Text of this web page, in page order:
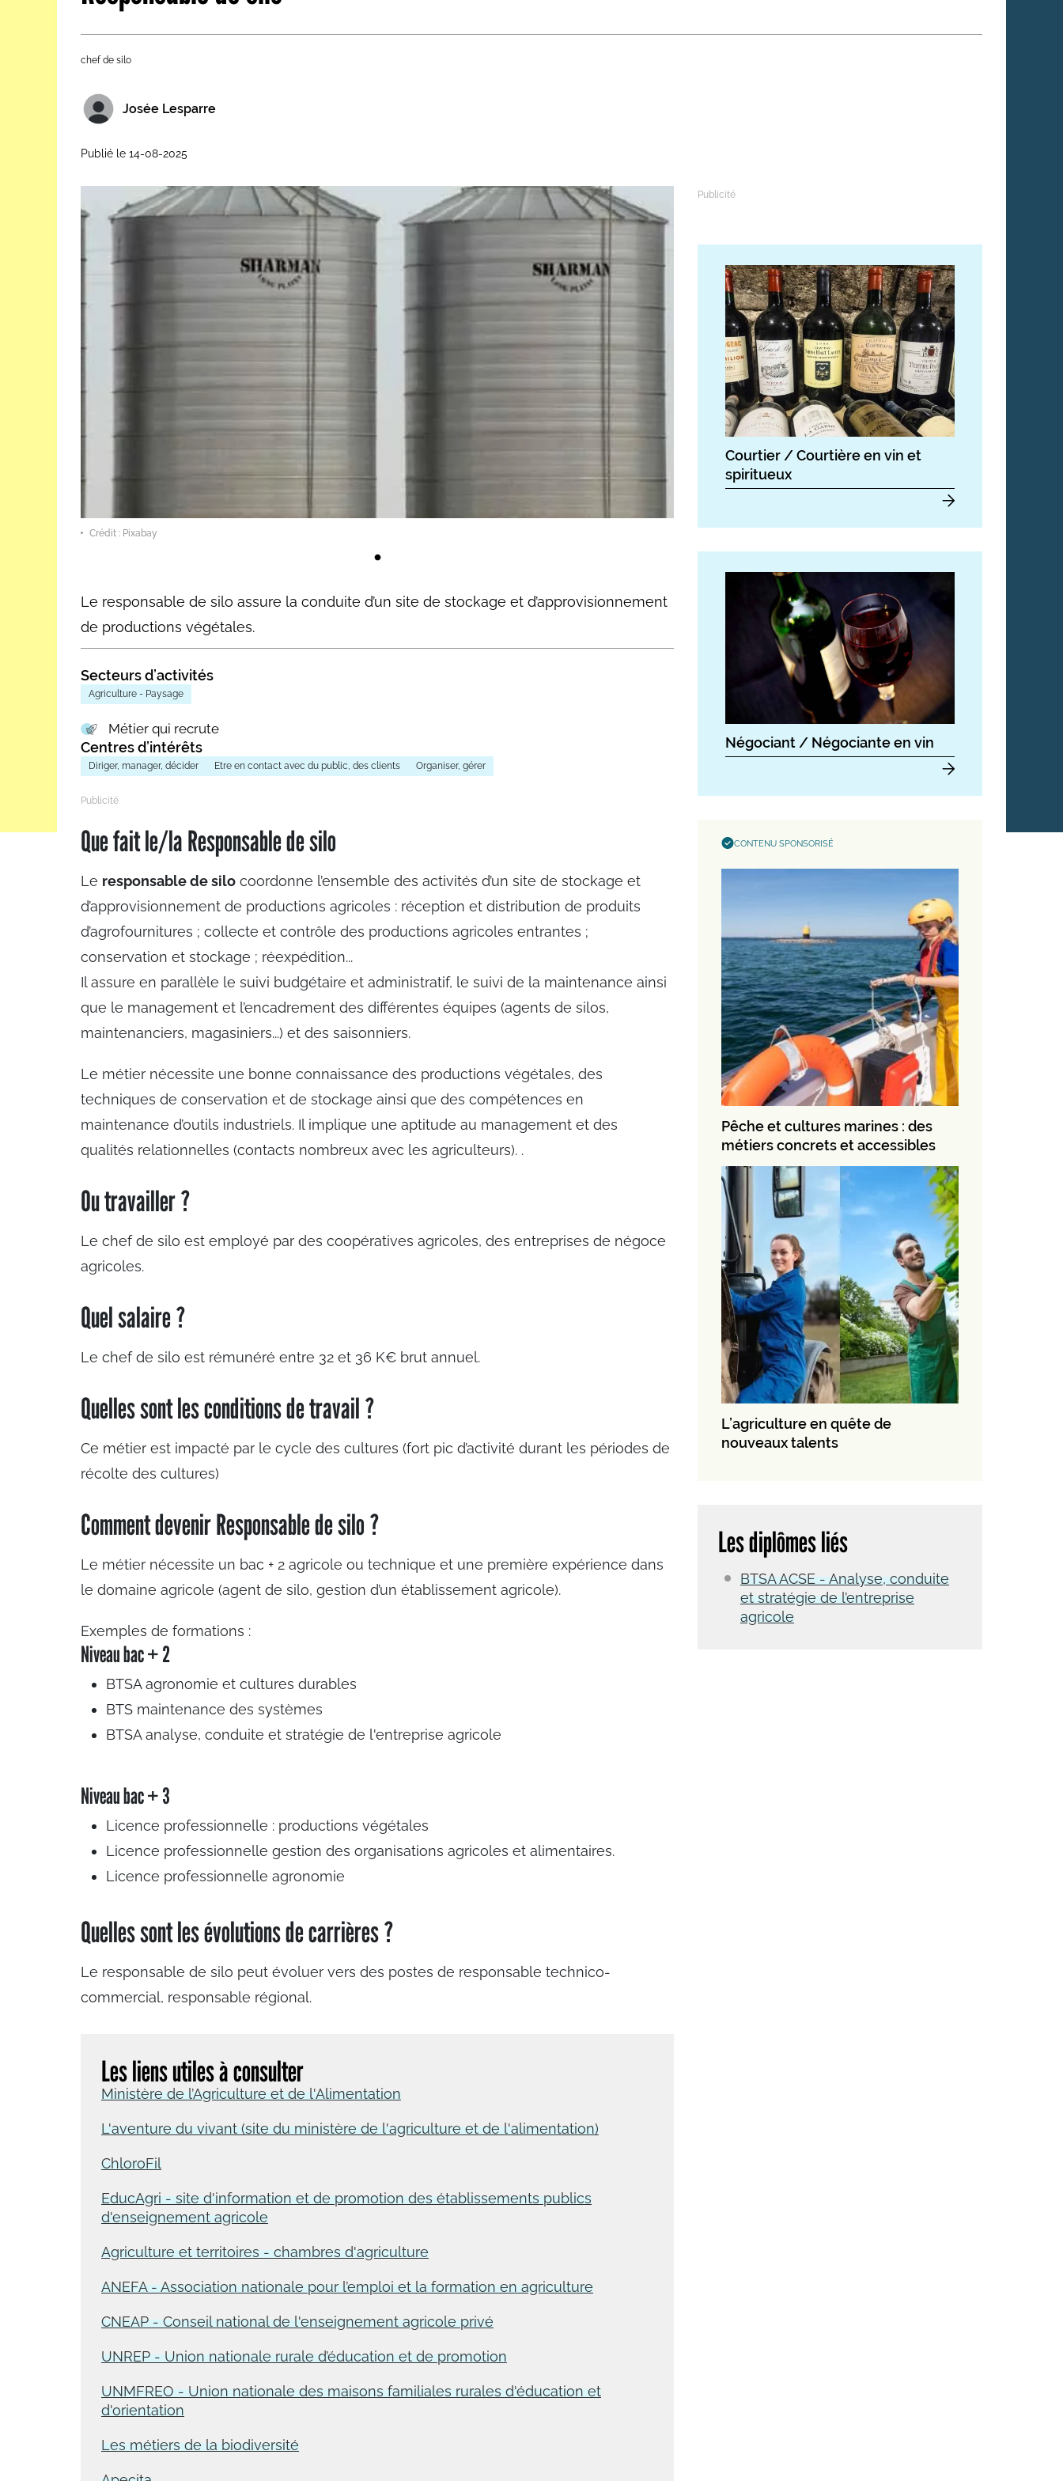
Avec nos focus diplômes
Apprendre autrement
Avec nos focus métiers À l'étranger
Découvrir le monde
chef de silo
Josée Lesparre
Publié le 14-08-2025
Crédit : Pixabay
Le responsable de silo assure la conduite d’un site de stockage et d’approvisionnement
de productions végétales.
Secteurs d’activités
Agriculture - Paysage
Métier qui recrute
Centres d’intérêts
Diriger, manager, décider Etre en contact avec du public, des clients Organiser, gérer
Que fait le/la Responsable de silo
Le responsable de silo coordonne l’ensemble des activités d’un site de stockage et
d’approvisionnement de productions agricoles : réception et distribution de produits
d’agrofournitures ; collecte et contrôle des productions agricoles entrantes ;
conservation et stockage ; réexpédition...
Il assure en parallèle le suivi budgétaire et administratif, le suivi de la maintenance ainsi
que le management et l’encadrement des différentes équipes (agents de silos,
maintenanciers, magasiniers...) et des saisonniers.
Le métier nécessite une bonne connaissance des productions végétales, des
techniques de conservation et de stockage ainsi que des compétences en
maintenance d’outils industriels. Il implique une aptitude au management et des
qualités relationnelles (contacts nombreux avec les agriculteurs). .
Ou travailler ?
Le chef de silo est employé par des coopératives agricoles, des entreprises de négoce
agricoles.
Quel salaire ?
Le chef de silo est rémunéré entre 32 et 36 K€ brut annuel.
Quelles sont les conditions de travail ?
Ce métier est impacté par le cycle des cultures (fort pic d’activité durant les périodes de
récolte des cultures)
Comment devenir Responsable de silo ?
Le métier nécessite un bac + 2 agricole ou technique et une première expérience dans
le domaine agricole (agent de silo, gestion d’un établissement agricole).
Exemples de formations :
Niveau bac + 2
BTSA agronomie et cultures durables
BTS maintenance des systèmes
BTSA analyse, conduite et stratégie de l'entreprise agricole
Niveau bac + 3
Licence professionnelle : productions végétales
Licence professionnelle gestion des organisations agricoles et alimentaires.
Licence professionnelle agronomie
Quelles sont les évolutions de carrières ?
Le responsable de silo peut évoluer vers des postes de responsable technico-
commercial, responsable régional.
Les liens utiles à consulter
Ministère de l’Agriculture et de l'Alimentation
L'aventure du vivant (site du ministère de l'agriculture et de l'alimentation)
ChloroFil
EducAgri - site d'information et de promotion des établissements publics
d'enseignement agricole
Agriculture et territoires - chambres d'agriculture
ANEFA - Association nationale pour l’emploi et la formation en agriculture
CNEAP - Conseil national de l'enseignement agricole privé
UNREP - Union nationale rurale d’éducation et de promotion
UNMFREO - Union nationale des maisons familiales rurales d'éducation et
d'orientation
Les métiers de la biodiversité
Courtier / Courtière en vin et
spiritueux
Négociant / Négociante en vin
CONTENU SPONSORISÉ
Pêche et cultures marines : des
métiers concrets et accessibles
L’agriculture en quête de
nouveaux talents
Les diplômes liés
BTSA ACSE - Analyse, conduite
et stratégie de l’entreprise
agricole